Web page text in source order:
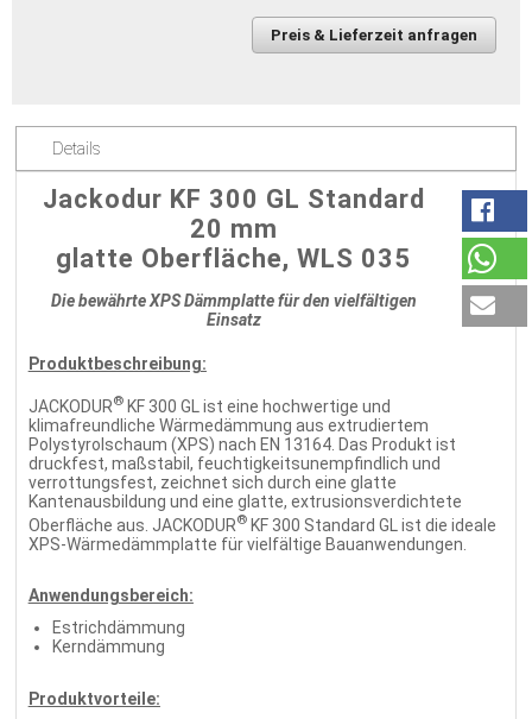
Preis & Lieferzeit anfragen
Details
Jackodur KF 300 GL Standard
20 mm
glatte Oberfläche, WLS 035
Die bewährte XPS Dämmplatte für den vielfältigen
Einsatz
Produktbeschreibung:
JACKODUR®KF 300 GL ist eine hochwertige und
klimafreundliche Wärmedämmung aus extrudiertem
Polystyrolschaum (XPS) nach EN 13164. Das Produkt ist
druckfest, maßstabil, feuchtigkeitsunempfindlich und
verrottungsfest, zeichnet sich durch eine glatte
Kantenausbildung und eine glatte, extrusionsverdichtete
Oberfläche aus. JACKODUR®KF 300 Standard GL ist die ideale
XPS-Wärmedämmplatte für vielfältige Bauanwendungen.
Anwendungsbereich:
Estrichdämmung
Kerndämmung
Produktvorteile: